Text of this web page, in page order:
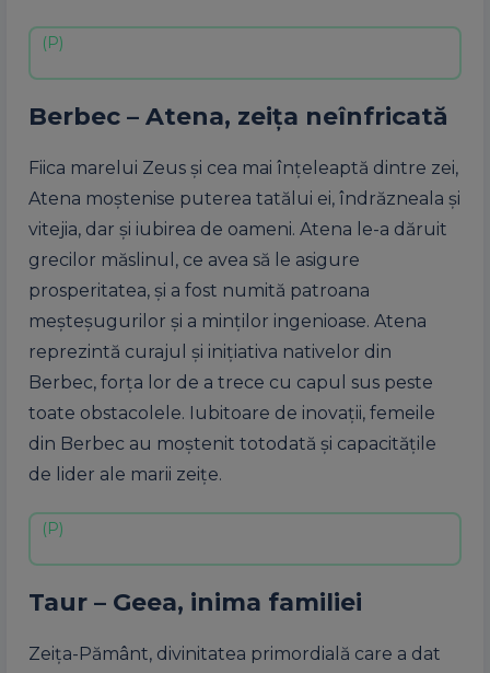
Berbec – Atena, zeiţa neînfricată
Fiica marelui Zeus şi cea mai înţeleaptă dintre zei,
Atena moştenise puterea tatălui ei, îndrăzneala şi
vitejia, dar şi iubirea de oameni. Atena le-a dăruit
grecilor măslinul, ce avea să le asigure
prosperitatea, şi a fost numită patroana
meşteşugurilor şi a minţilor ingenioase. Atena
reprezintă curajul şi iniţiativa nativelor din
Berbec, forţa lor de a trece cu capul sus peste
toate obstacolele. Iubitoare de inovaţii, femeile
din Berbec au moştenit totodată şi capacităţile
de lider ale marii zeiţe.
Taur – Geea, inima familiei
Zeiţa-Pământ, divinitatea primordială care a dat